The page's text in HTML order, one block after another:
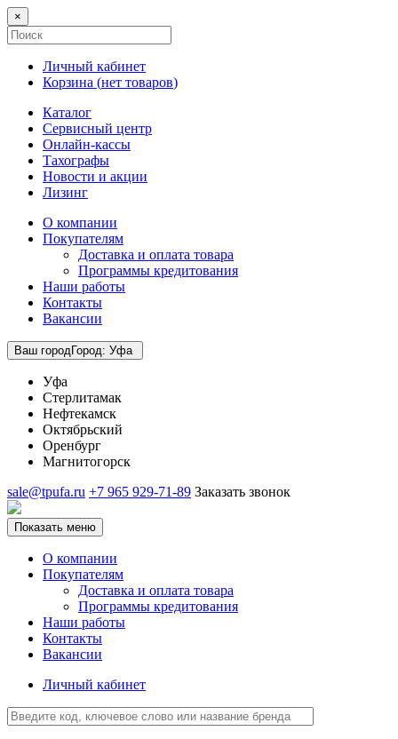
×
Личный кабинет
Корзина (нет товаров)
Каталог
Сервисный центр
Онлайн-кассы
Тахографы
Новости и акции
Лизинг
О компании
Покупателям
Доставка и оплата товара
Программы кредитования
Наши работы
Контакты
Вакансии
Ваш городГород: Уфа
Уфа
Стерлитамак
Нефтекамск
Октябрьский
Оренбург
Магнитогорск
sale@tpufa.ru +7 965 929-71-89 Заказать звонок
Показать меню
О компании
Покупателям
Доставка и оплата товара
Программы кредитования
Наши работы
Контакты
Вакансии
Личный кабинет